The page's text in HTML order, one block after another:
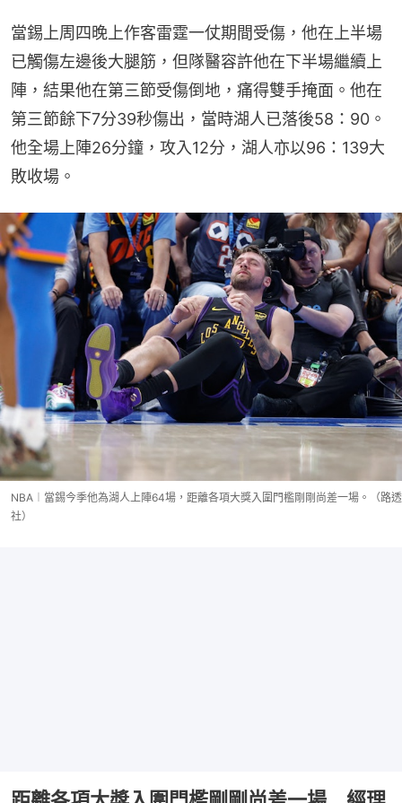
當錫上周四晚上作客雷霆一仗期間受傷，他在上半場
已觸傷左邊後大腿筋，但隊醫容許他在下半場繼續上
陣，結果他在第三節受傷倒地，痛得雙手掩面。他在
第三節餘下7分39秒傷出，當時湖人已落後58：90。
他全場上陣26分鐘，攻入12分，湖人亦以96：139大
敗收場。
NBA︱當錫今季他為湖人上陣64場，距離各項大獎入圍門檻剛剛尚差一場。（路透
社）